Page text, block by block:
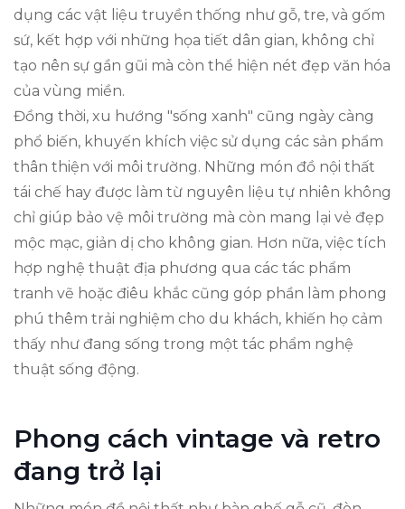
dụng các vật liệu truyền thống như gỗ, tre, và gốm
sứ, kết hợp với những họa tiết dân gian, không chỉ
tạo nên sự gần gũi mà còn thể hiện nét đẹp văn hóa
của vùng miền.
Đồng thời, xu hướng "sống xanh" cũng ngày càng
phổ biến, khuyến khích việc sử dụng các sản phẩm
thân thiện với môi trường. Những món đồ nội thất
tái chế hay được làm từ nguyên liệu tự nhiên không
chỉ giúp bảo vệ môi trường mà còn mang lại vẻ đẹp
mộc mạc, giản dị cho không gian. Hơn nữa, việc tích
hợp nghệ thuật địa phương qua các tác phẩm
tranh vẽ hoặc điêu khắc cũng góp phần làm phong
phú thêm trải nghiệm cho du khách, khiến họ cảm
thấy như đang sống trong một tác phẩm nghệ
thuật sống động.
Phong cách vintage và retro
đang trở lại